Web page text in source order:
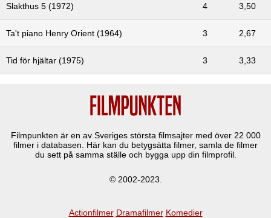
Slakthus 5 (1972) 4 3,50
Ta't piano Henry Orient (1964) 3 2,67
Tid för hjältar (1975) 3 3,33
Filmpunkten är en av Sveriges största filmsajter med över 22 000
filmer i databasen. Här kan du betygsätta filmer, samla de filmer
du sett på samma ställe och bygga upp din filmprofil.
© 2002-2023.
Actionfilmer Dramafilmer Komedier